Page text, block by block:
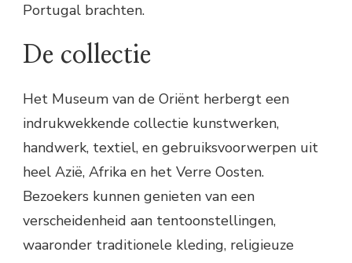
Portugal brachten.
De collectie
Het Museum van de Oriënt herbergt een
indrukwekkende collectie kunstwerken,
handwerk, textiel, en gebruiksvoorwerpen uit
heel Azië, Afrika en het Verre Oosten.
Bezoekers kunnen genieten van een
verscheidenheid aan tentoonstellingen,
waaronder traditionele kleding, religieuze